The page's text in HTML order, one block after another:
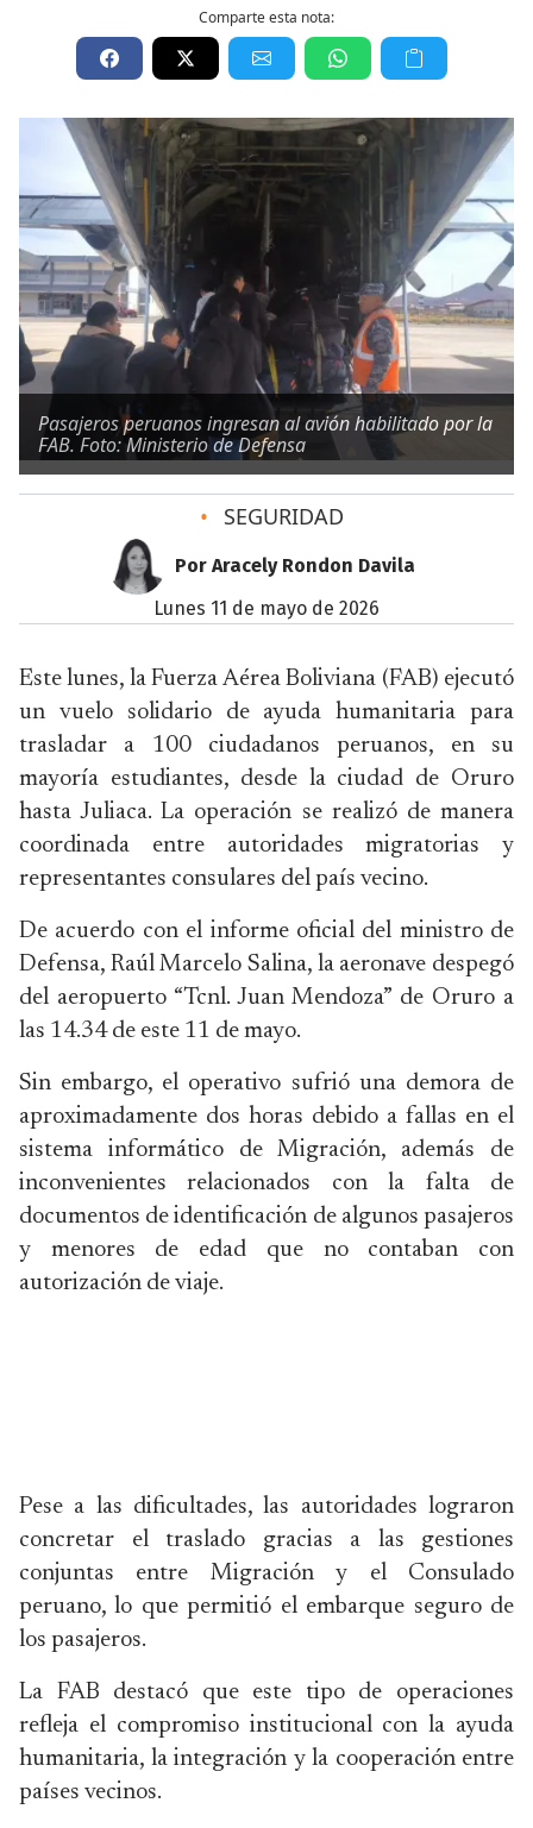
Comparte esta nota:
Pasajeros peruanos ingresan al avión habilitado por la
FAB. Foto: Ministerio de Defensa
• SEGURIDAD
Por Aracely Rondon Davila
lunes 11 de mayo de 2026
Este lunes, la Fuerza Aérea Boliviana (FAB) ejecutó
un vuelo solidario de ayuda humanitaria para
trasladar a 100 ciudadanos peruanos, en su
mayoría estudiantes, desde la ciudad de Oruro
hasta Juliaca. La operación se realizó de manera
coordinada entre autoridades migratorias y
representantes consulares del país vecino.
De acuerdo con el informe oficial del ministro de
Defensa, Raúl Marcelo Salina, la aeronave despegó
del aeropuerto “Tcnl. Juan Mendoza” de Oruro a
las 14.34 de este 11 de mayo.
Sin embargo, el operativo sufrió una demora de
aproximadamente dos horas debido a fallas en el
sistema informático de Migración, además de
inconvenientes relacionados con la falta de
documentos de identificación de algunos pasajeros
y menores de edad que no contaban con
autorización de viaje.
Pese a las dificultades, las autoridades lograron
concretar el traslado gracias a las gestiones
conjuntas entre Migración y el Consulado
peruano, lo que permitió el embarque seguro de
los pasajeros.
La FAB destacó que este tipo de operaciones
refleja el compromiso institucional con la ayuda
humanitaria, la integración y la cooperación entre
países vecinos.